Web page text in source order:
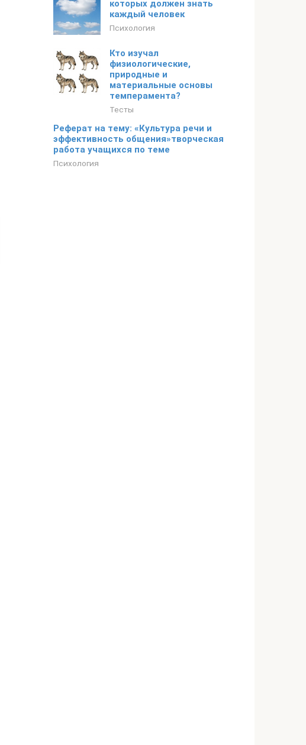
которых должен знать
каждый человек
Психология
Кто изучал
физиологические,
природные и
материальные основы
темперамента?
Тесты
Реферат на тему: «Культура речи и
эффективность общения»творческая
работа учащихся по теме
Психология